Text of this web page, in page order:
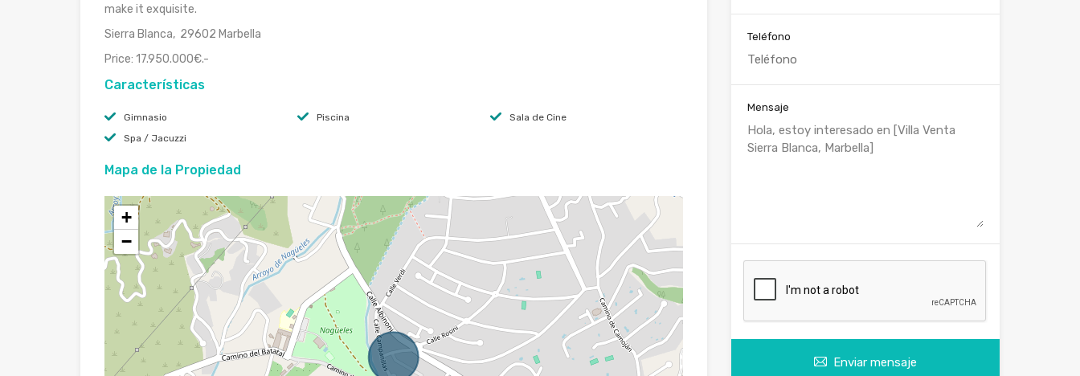
make it exquisite.
Sierra Blanca, 29602 Marbella
Price: 17.950.000€.-
Características
Gimnasio Piscina
Sala de Cine
Spa / Jacuzzi
Mapa de la Propiedad
+
−
Teléfono
Mensaje
Enviar mensaje